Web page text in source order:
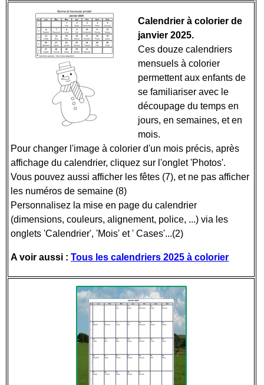
Calendrier à colorier de
janvier 2025.
Ces douze calendriers
mensuels à colorier
permettent aux enfants de
se familiariser avec le
découpage du temps en
jours, en semaines, et en
mois.
Pour changer l'image à colorier d'un mois précis, après
affichage du calendrier, cliquez sur l'onglet 'Photos'.
Vous pouvez aussi afficher les fêtes (7), et ne pas afficher
les numéros de semaine (8)
Personnalisez la mise en page du calendrier
(dimensions, couleurs, alignement, police, ...) via les
onglets 'Calendrier', 'Mois' et ' Cases'...(2)
A voir aussi : Tous les calendriers 2025 à colorier